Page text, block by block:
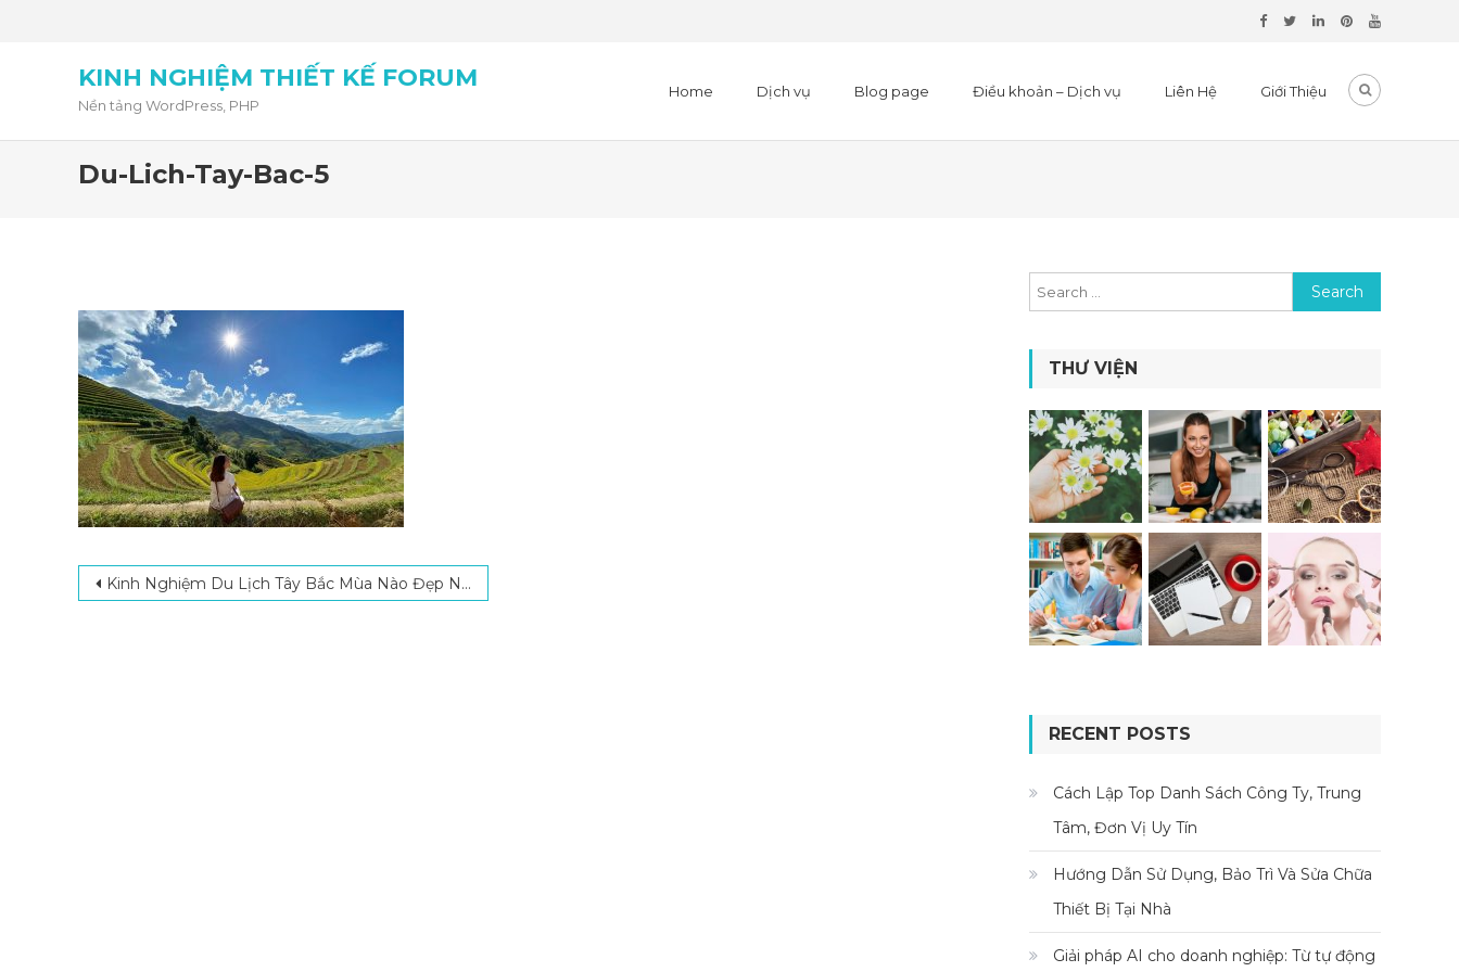
KINH NGHIỆM THIẾT KẾ FORUM
Nền tảng WordPress, PHP
Home Dịch vụ Blog page Điều khoản – Dịch vụ Liên Hệ Giới Thiệu
Du-Lich-Tay-Bac-5
Post navigation
Kinh Nghiệm Du Lịch Tây Bắc Mùa Nào Đẹp Nhất, Lý Tưởng Nhất
Search for:
THƯ VIỆN
RECENT POSTS
Cách Lập Top Danh Sách Công Ty, Trung
Tâm, Đơn Vị Uy Tín
Hướng Dẫn Sử Dụng, Bảo Trì Và Sửa Chữa
Thiết Bị Tại Nhà
Giải pháp AI cho doanh nghiệp: Từ tự động